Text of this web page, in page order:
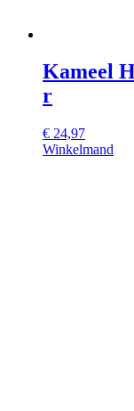
Kameel
r
€ 24,97
Winkelmand